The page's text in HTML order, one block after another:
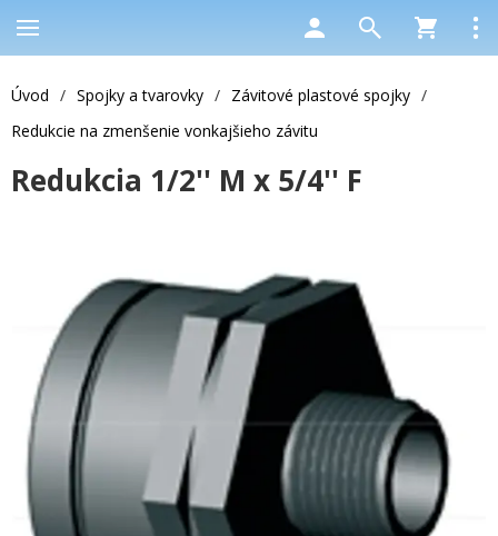
Úvod / Spojky a tvarovky / Závitové plastové spojky /
Redukcie na zmenšenie vonkajšieho závitu
Redukcia 1/2'' M x 5/4'' F